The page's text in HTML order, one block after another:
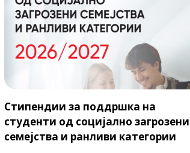
Стипендии за поддршка на
студенти од социјално загрозени
семејства и ранливи категории